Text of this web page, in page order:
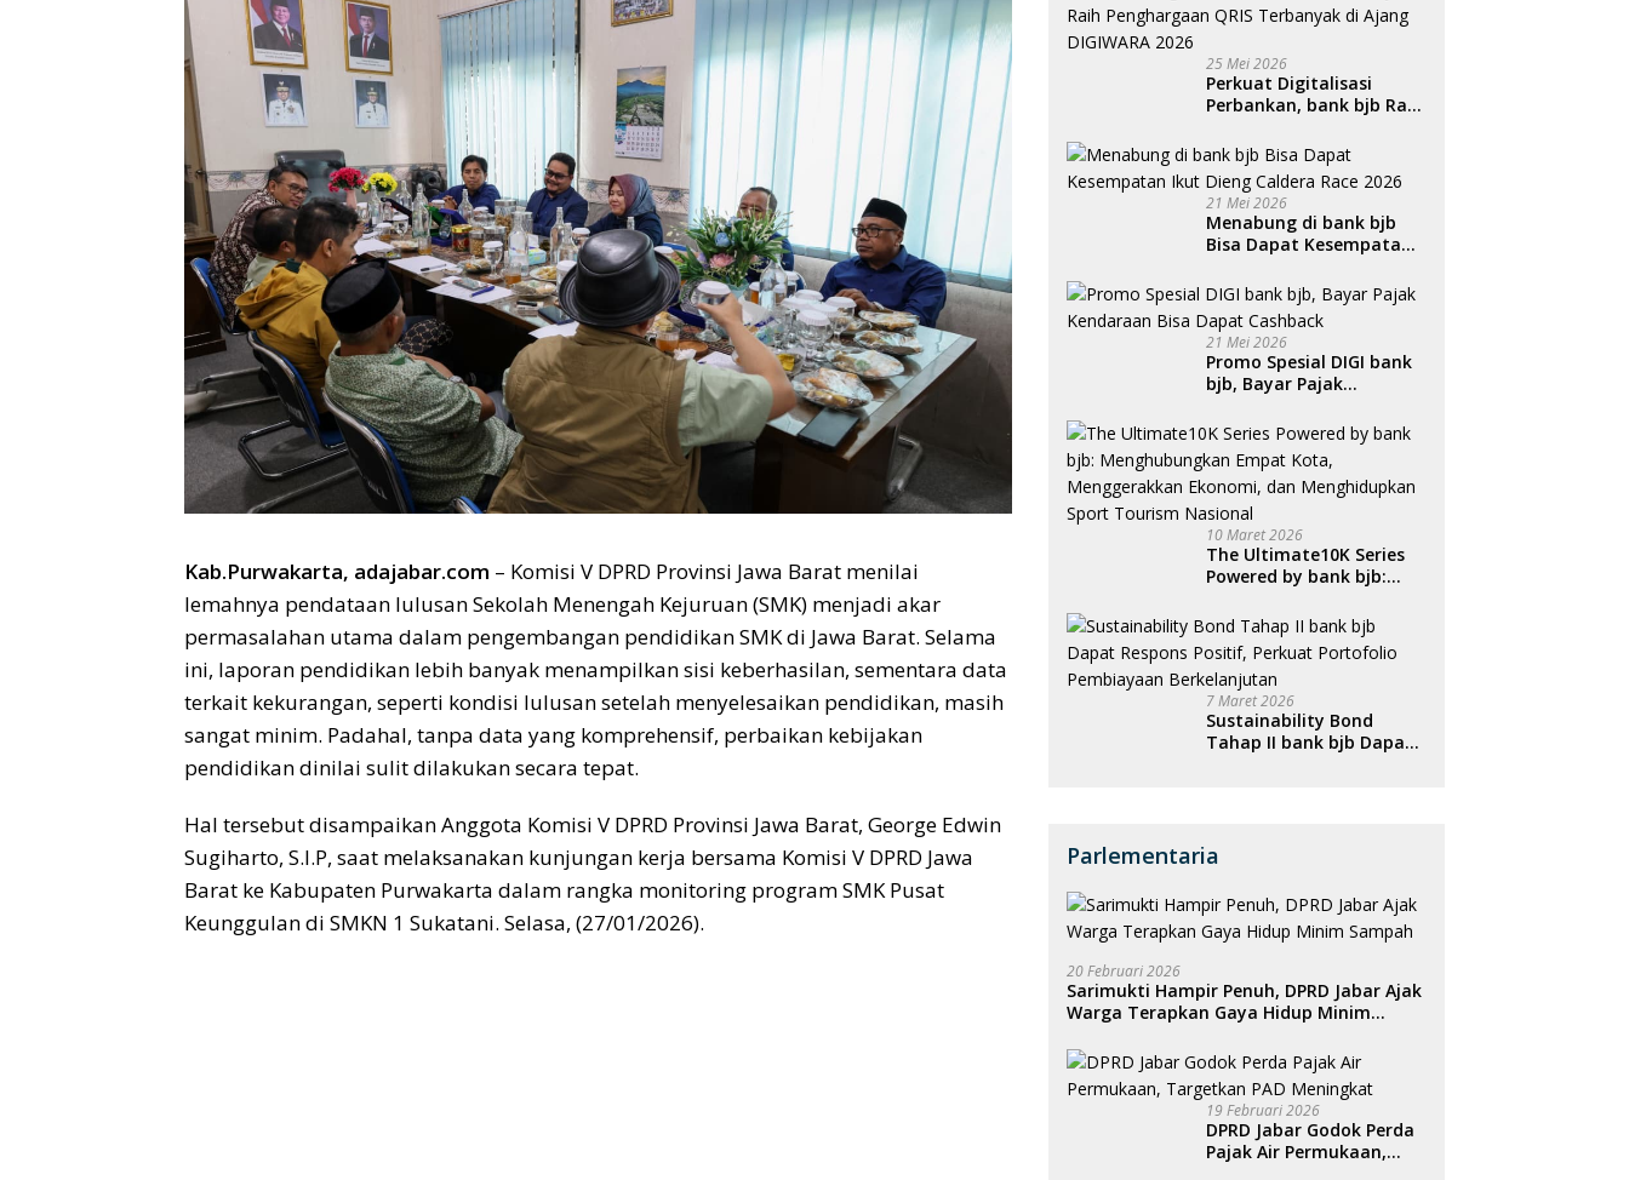
Kab.Purwakarta, adajabar.com – Komisi V DPRD Provinsi Jawa Barat menilai
lemahnya pendataan lulusan Sekolah Menengah Kejuruan (SMK) menjadi akar
permasalahan utama dalam pengembangan pendidikan SMK di Jawa Barat. Selama
ini, laporan pendidikan lebih banyak menampilkan sisi keberhasilan, sementara data
terkait kekurangan, seperti kondisi lulusan setelah menyelesaikan pendidikan, masih
sangat minim. Padahal, tanpa data yang komprehensif, perbaikan kebijakan
pendidikan dinilai sulit dilakukan secara tepat.
Hal tersebut disampaikan Anggota Komisi V DPRD Provinsi Jawa Barat, George Edwin
Sugiharto, S.I.P, saat melaksanakan kunjungan kerja bersama Komisi V DPRD Jawa
Barat ke Kabupaten Purwakarta dalam rangka monitoring program SMK Pusat
Keunggulan di SMKN 1 Sukatani. Selasa, (27/01/2026).
25 Mei 2026
Perkuat Digitalisasi
Perbankan, bank bjb Raih
Terbanyak di Ajang
DIGIWARA 2026
21 Mei 2026
Menabung di bank bjb
Bisa Dapat Kesempatan
2026
21 Mei 2026
Promo Spesial DIGI bank
bjb, Bayar Pajak
Cashback
10 Maret 2026
The Ultimate10K Series
Powered by bank bjb:
Kota, Menggerakkan
Ekonomi, dan
Menghidupkan Sport
Tourism Nasional
7 Maret 2026
Sustainability Bond
Tahap II bank bjb Dapat
Parlementaria
20 Februari 2026
Sarimukti Hampir Penuh, DPRD Jabar Ajak
Warga Terapkan Gaya Hidup Minim
19 Februari 2026
DPRD Jabar Godok Perda
Pajak Air Permukaan,